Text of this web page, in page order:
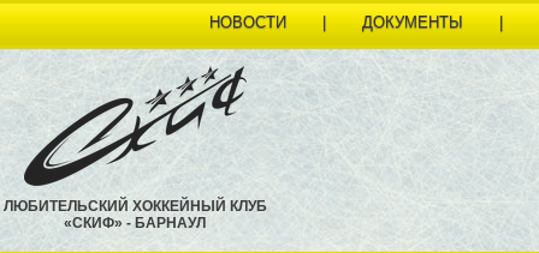
НОВОСТИ | ДОКУМЕНТЫ |
ЛЮБИТЕЛЬСКИЙ ХОККЕЙНЫЙ КЛУБ
«СКИФ» - БАРНАУЛ